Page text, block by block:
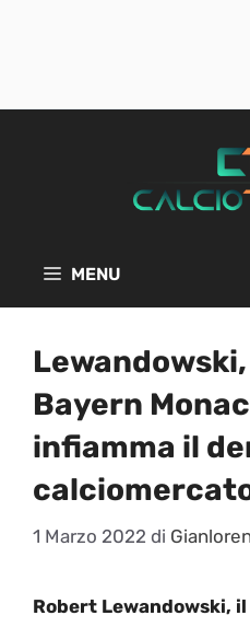
MENU
Bayern
infiamma il
1 Marzo 2022 di
Robert Lewandowski,